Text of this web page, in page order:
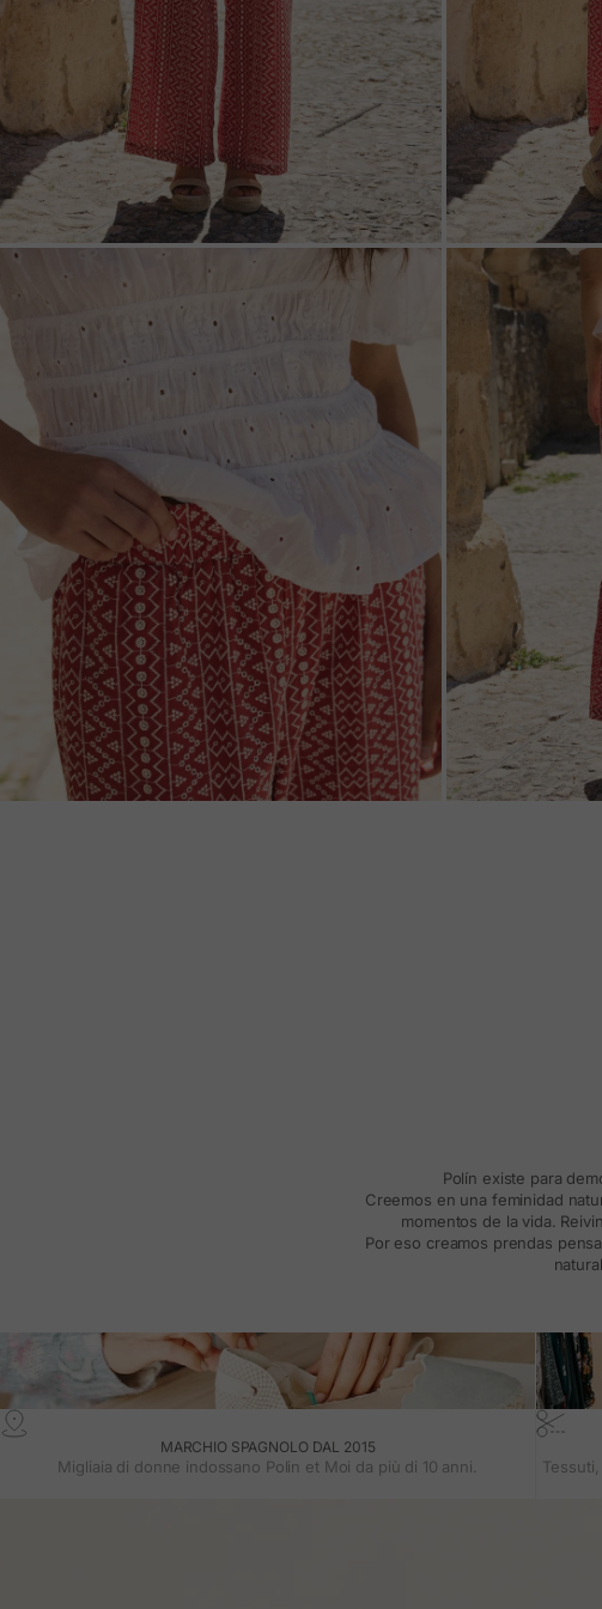
Polín existe para
Creemos en una feminidad
momentos de la vida.
Por eso creamos prendas
MARCHIO SPAGNOLO DAL 2015
Migliaia di donne indossano Polin et Moi da più di 10 anni.